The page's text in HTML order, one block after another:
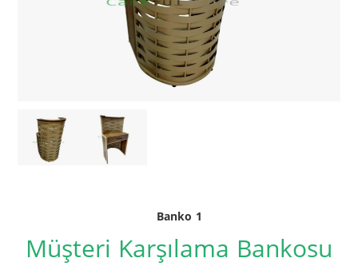
Banko 1
Müşteri Karşılama Bankosu